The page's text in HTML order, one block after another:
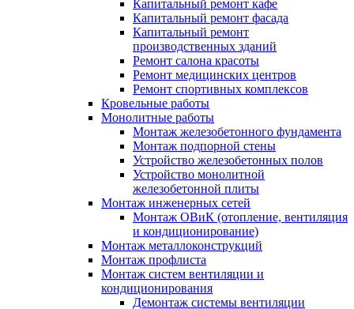
Капитальный ремонт кафе
Капитальный ремонт фасада
Капитальный ремонт
производственных зданий
Ремонт салона красоты
Ремонт медицинских центров
Ремонт спортивных комплексов
Кровельные работы
Монолитные работы
Монтаж железобетонного фундамента
Монтаж подпорной стены
Устройство железобетонных полов
Устройство монолитной
железобетонной плиты
Монтаж инженерных сетей
Монтаж ОВиК (отопление, вентиляция
и кондиционирование)
Монтаж металлоконструкций
Монтаж профлиста
Монтаж систем вентиляции и
кондиционирования
Демонтаж системы вентиляции